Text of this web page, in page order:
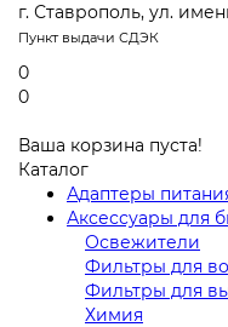
г. Ставрополь, ул.
Пункт выдачи СДЭК
0
0
Ваша корзина пуста!
Каталог
Адаптеры
Аксессуары для
Освежители
Фильтры для
Фильтры для
Химия